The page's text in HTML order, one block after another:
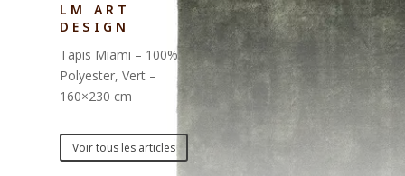
LM ART
DESIGN
Tapis Miami – 100%
Polyester, Vert –
160×230 cm
Voir tous les articles